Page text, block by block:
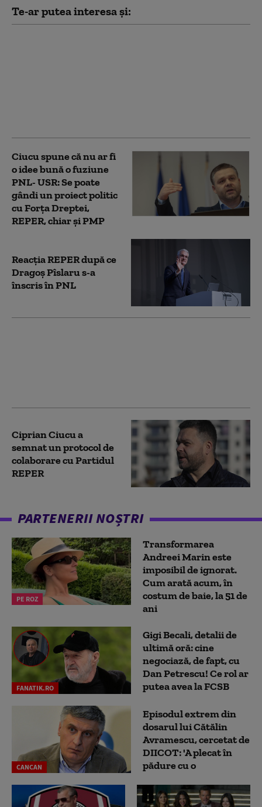
Te-ar putea interesa și:
Ciucu spune că nu ar fi
o idee bună o fuziune
PNL- USR: Se poate
gândi un proiect politic
cu Forţa Dreptei,
REPER, chiar şi PMP
Reacția REPER după ce
Dragoș Pîslaru s-a
înscris în PNL
Ciprian Ciucu a
semnat un protocol de
colaborare cu Partidul
REPER
PARTENERII NOȘTRI
PE ROZ
Transformarea
Andreei Marin este
imposibil de ignorat.
Cum arată acum, în
costum de baie, la 51 de
ani
FANATIK.RO
Gigi Becali, detalii de
ultimă oră: cine
negociază, de fapt, cu
Dan Petrescu! Ce rol ar
putea avea la FCSB
CANCAN
Episodul extrem din
dosarul lui Cătălin
Avramescu, cercetat de
DIICOT: 'A plecat în
pădure cu o